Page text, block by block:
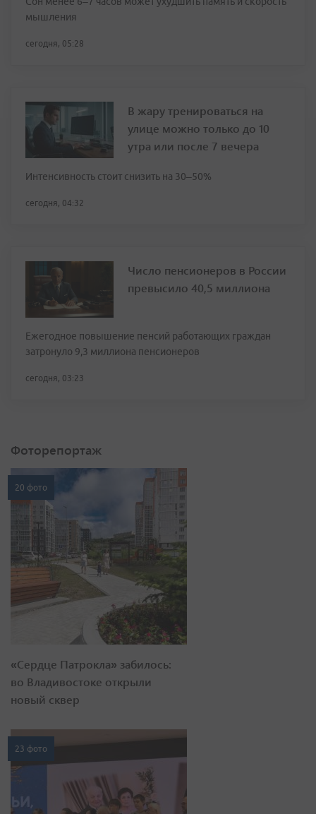
мышления
сегодня, 05:28
В жару тренироваться на
улице можно только до 10
утра или после 7 вечера
Интенсивность стоит снизить на 30–50%
сегодня, 04:32
Число пенсионеров в России
превысило 40,5 миллиона
Ежегодное повышение пенсий работающих граждан
затронуло 9,3 миллиона пенсионеров
сегодня, 03:23
Фоторепортаж
20 фото
«Сердце Патрокла» забилось:
во Владивостоке открыли
новый сквер
23 фото